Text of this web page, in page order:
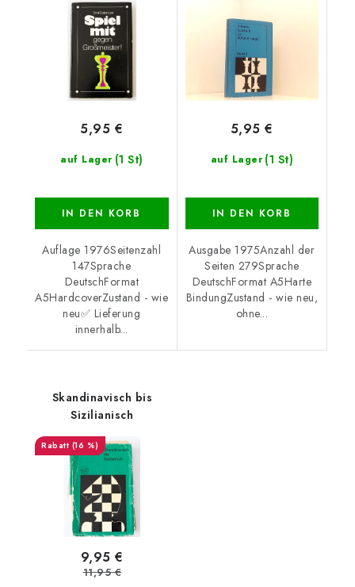
auf Lager (1 St)
5,95 €
IN DEN KORB
Auflage 1976Seitenzahl
147Sprache
DeutschFormat
A5HardcoverZustand - wie
neu✅ Lieferung
innerhalb...
auf Lager (1 St)
5,95 €
IN DEN KORB
Ausgabe 1975Anzahl der
Seiten 279Sprache
DeutschFormat A5Harte
BindungZustand - wie neu,
ohne...
Skandinavisch bis
Sizilianisch
(16 %)
9,95 €
11,95 €